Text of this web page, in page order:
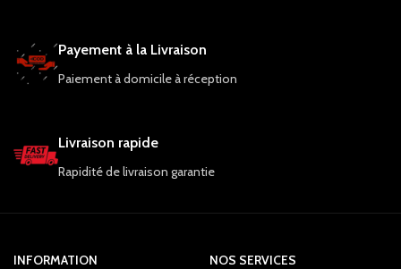
Payement à la Livraison
Paiement à domicile à réception
Livraison rapide
Rapidité de livraison garantie
INFORMATION
NOS SERVICES